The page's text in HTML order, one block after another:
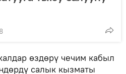
өздөрү чечим кабыл
салык кызматы